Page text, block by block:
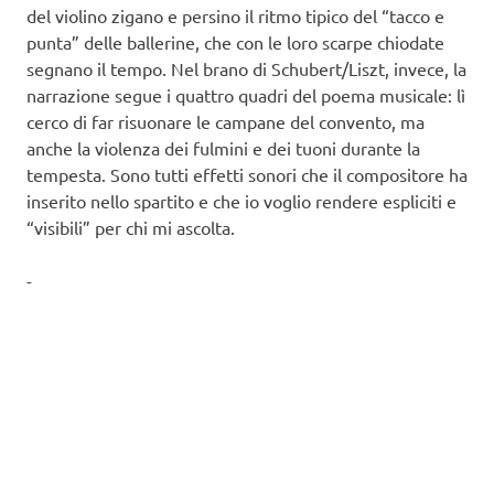
del violino zigano e persino il ritmo tipico del “tacco e
punta” delle ballerine, che con le loro scarpe chiodate
segnano il tempo. Nel brano di Schubert/Liszt, invece, la
narrazione segue i quattro quadri del poema musicale: lì
cerco di far risuonare le campane del convento, ma
anche la violenza dei fulmini e dei tuoni durante la
tempesta. Sono tutti effetti sonori che il compositore ha
inserito nello spartito e che io voglio rendere espliciti e
“visibili” per chi mi ascolta.
-